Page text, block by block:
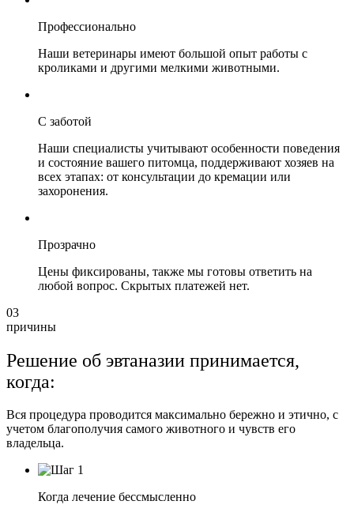
Профессионально
Наши ветеринары имеют большой опыт работы с
кроликами и другими мелкими животными.
С заботой
Наши специалисты учитывают особенности поведения
и состояние вашего питомца, поддерживают хозяев на
всех этапах: от консультации до кремации или
захоронения.
Прозрачно
Цены фиксированы, также мы готовы ответить на
любой вопрос. Скрытых платежей нет.
03
причины
Решение об эвтаназии принимается,
когда:
Вся процедура проводится максимально бережно и этично, с
учетом благополучия самого животного и чувств его
владельца.
Когда лечение бессмысленно